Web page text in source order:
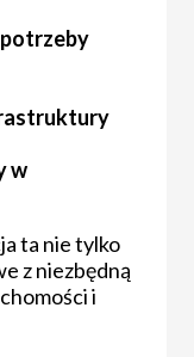
w
ta nie tylko
z niezbędną
i